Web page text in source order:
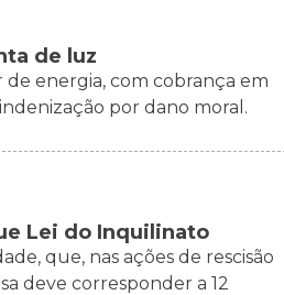
de luz
energia, com cobrança em
por dano moral.
Lei do Inquilinato
que, nas ações de rescisão
deve corresponder a 12